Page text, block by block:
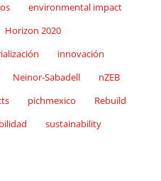
environmental impact
Horizon 2020
innovación
Neinor-Sabadell
nZEB
pichmexico
Rebuild
sustainability